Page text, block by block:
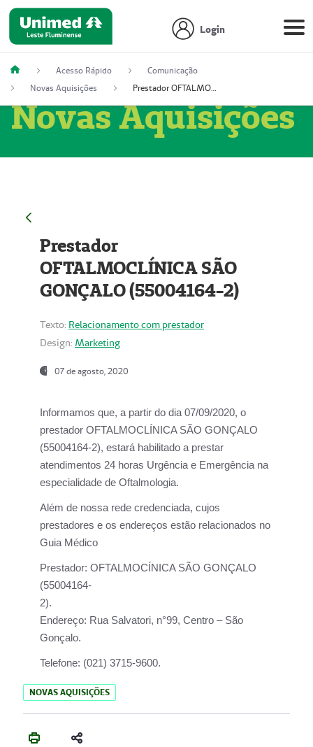
Login
Acesso Rápido
Comunicação
Novas Aquisições
Prestador OFTALMOCLÍNICA SÃO GONÇALO (55004164-2)
Novas Aquisições
Prestador
OFTALMOCLÍNICA SÃO
GONÇALO (55004164-2)
Texto: Relacionamento com prestador
Design: Marketing
07 de agosto, 2020
Informamos que, a partir do dia 07/09/2020, o
prestador OFTALMOCLÍNICA SÃO GONÇALO
(55004164-2), estará habilitado a prestar
atendimentos 24 horas Urgência e Emergência na
especialidade de Oftalmologia.
Além de nossa rede credenciada, cujos
prestadores e os endereços estão relacionados no
Guia Médico
Prestador: OFTALMOCÍNICA SÃO GONÇALO
(55004164-
2).
Endereço: Rua Salvatori, n°99, Centro – São
Gonçalo.
Telefone: (021) 3715-9600.
NOVAS AQUISIÇÕES